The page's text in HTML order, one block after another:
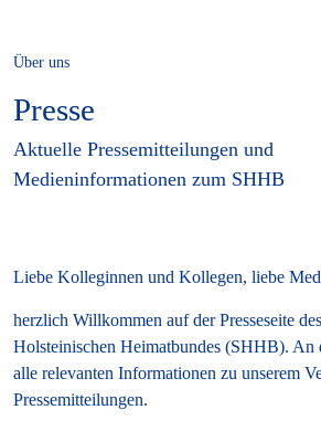
Über uns
Presse
Aktuelle Pressemitteilungen und
Medieninformationen zum SHHB
Liebe Kolleginnen und Kollegen, liebe
herzlich Willkommen auf der Presseseite
Holsteinischen Heimatbundes (SHHB). An
alle relevanten Informationen zu unserem
Pressemitteilungen.